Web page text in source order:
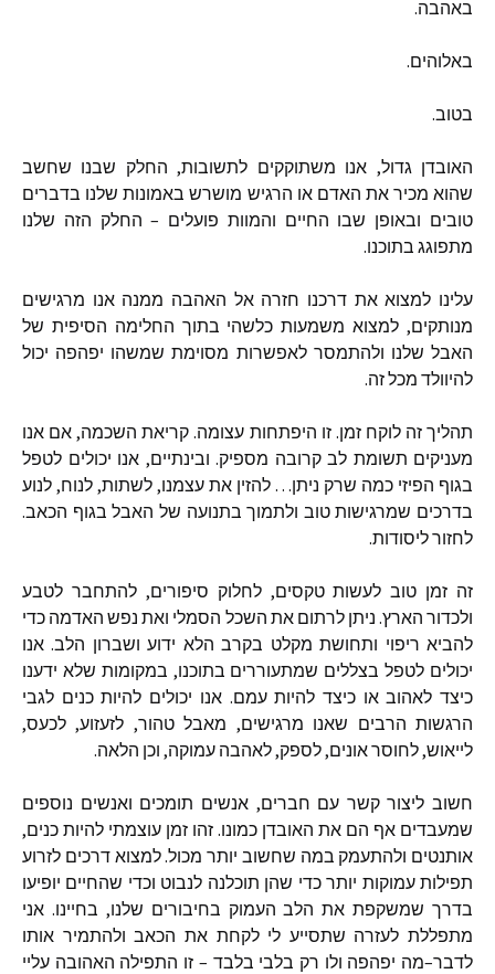
באהבה.
באלוהים.
בטוב.
האובדן גדול, אנו משתוקקים לתשובות, החלק שבנו שחשב
שהוא מכיר את האדם או הרגיש מושרש באמונות שלנו בדברים
טובים ובאופן שבו החיים והמוות פועלים – החלק הזה שלנו
מתפוגג בתוכנו.
עלינו למצוא את דרכנו חזרה אל האהבה ממנה אנו מרגישים
מנותקים, למצוא משמעות כלשהי בתוך החלימה הסיפית של
האבל שלנו ולהתמסר לאפשרות מסוימת שמשהו יפהפה יכול
להיוולד מכלזה.
תהליך זה לוקח זמן.זו היפתחות עצומה. קריאת השכמה, אם אנו
מעניקים תשומת לב קרובה מספיק. ובינתיים, אנו יכולים לטפל
בגוף הפיזי כמה שרק ניתן…להזין את עצמנו,לשתות,לנוח, לנוע
בדרכים שמרגישות טוב ולתמוך בתנועה של האבל בגוף הכאב.
לחזורליסודות.
זה זמן טוב לעשות טקסים,לחלוק סיפורים,להתחבר לטבע
ולכדור הארץ. ניתן לרתום את השכל הסמלי ואת נפש האדמה כדי
להביא ריפוי ותחושת מקלט בקרב הלא ידוע ושברון הלב. אנו
יכולים לטפל בצללים שמתעוררים בתוכנו, במקומות שלא ידענו
כיצד לאהוב או כיצד להיות עמם.אנו יכולים להיות כנים לגבי
הרגשות הרבים שאנו מרגישים, מאבל טהור, לזעזוע, לכעס,
לייאוש,לחוסראונים,לספק,לאהבה עמוקה, וכן הלאה.
חשוב ליצור קשר עם חברים,אנשים תומכים ואנשים נוספים
שמעבדים אף הם את האובדן כמונו. זהו זמן עוצמתי להיות כנים,
אותנטים ולהתעמק במה שחשוב יותר מכול.למצוא דרכים לזרוע
תפילות עמוקות יותר כדי שהן תוכלנה לנבוט וכדי שהחיים יופיעו
בדרך שמשקפת את הלב העמוק בחיבורים שלנו, בחיינו. אני
מתפללת לעזרה שתסייע לי לקחת את הכאב ולהתמיר אותו
לדבר–מה יפהפה ולו רק בלבי בלבד – זו התפילה האהובה עליי